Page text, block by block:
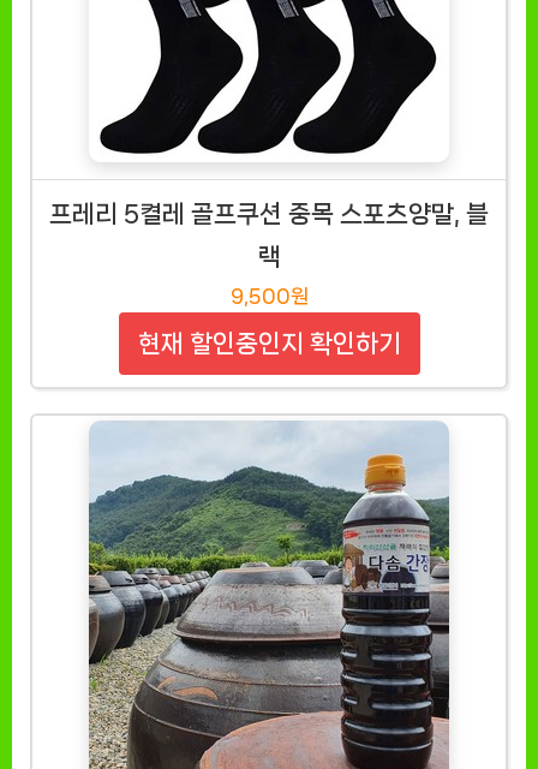
프레리 5켤레 골프쿠션 중목 스포츠양말, 블
랙
9,500원
현재 할인중인지 확인하기